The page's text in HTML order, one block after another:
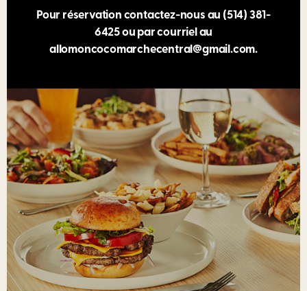
Pour réservation contactez-nous au (514) 381-
6425ou par courriel au
allomoncocomarchecentral@gmail.com.